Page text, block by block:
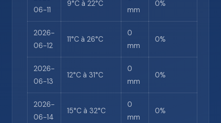
06-11
9°C à 22°C
mm
0%
2026-
06-12
11°C à 26°C
0
mm
0%
2026-
06-13
12°C à 31°C
0
mm
0%
2026-
06-14
15°C à 32°C
0
mm
0%